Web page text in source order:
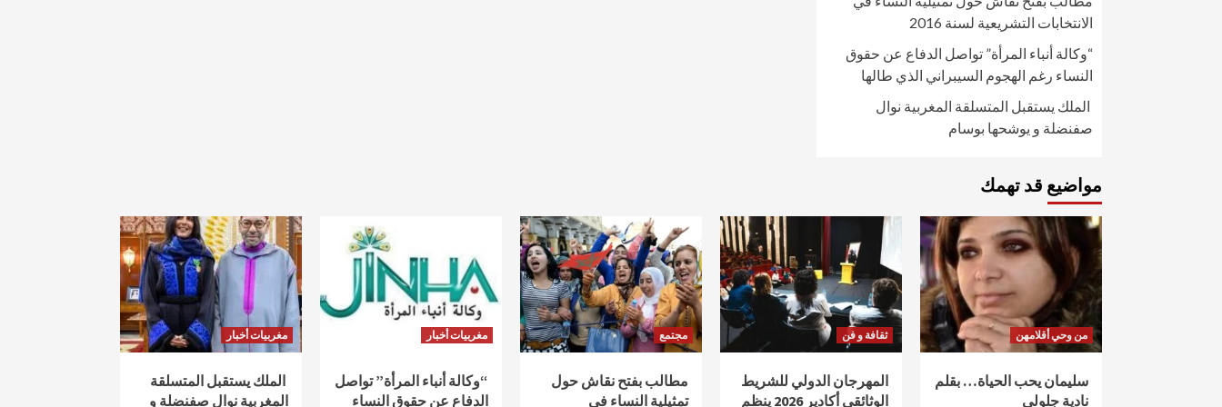
الانتخابات التشريعية لسنة 2016
“وكالة أنباء المرأة” تواصل الدفاع عن حقوق
النساء رغم الهجوم السيبراني الذي طالها
الملك يستقبل المتسلقة المغربية نوال
صفنضلة و يوشحها بوسام
مواضيع قد تهمك
من وحي أقلامهن
سليمان يحب الحياة… بقلم
نادية جلولي
ثقافة و فن
المهرجان الدولي للشريط
الوثائقي أكادير 2026 ينظم
مجتمع
مطالب بفتح نقاش حول
تمثيلية النساء في
مغربيات أخبار
“وكالة أنباء المرأة” تواصل
الدفاع عن حقوق النساء
مغربيات أخبار
الملك يستقبل المتسلقة
المغربية نوال صفنضلة و